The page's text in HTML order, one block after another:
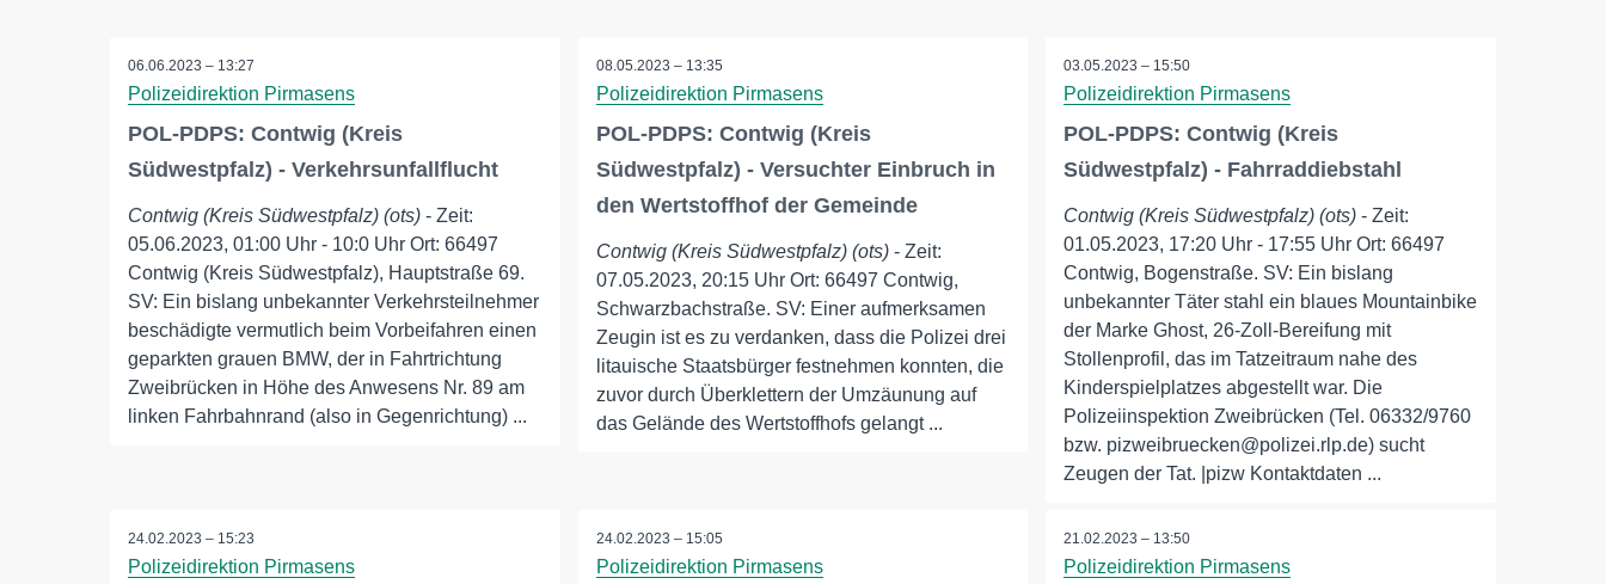
06.06.2023 – 13:27
Polizeidirektion Pirmasens
POL-PDPS: Contwig (Kreis
Südwestpfalz) - Verkehrsunfallflucht
Contwig (Kreis Südwestpfalz) (ots) - Zeit:
05.06.2023, 01:00 Uhr - 10:0 Uhr Ort: 66497
Contwig (Kreis Südwestpfalz), Hauptstraße 69.
SV: Ein bislang unbekannter Verkehrsteilnehmer
beschädigte vermutlich beim Vorbeifahren einen
geparkten grauen BMW, der in Fahrtrichtung
Zweibrücken in Höhe des Anwesens Nr. 89 am
linken Fahrbahnrand (also in Gegenrichtung) ...
08.05.2023 – 13:35
Polizeidirektion Pirmasens
POL-PDPS: Contwig (Kreis
Südwestpfalz) - Versuchter Einbruch in
den Wertstoffhof der Gemeinde
Contwig (Kreis Südwestpfalz) (ots)- Zeit:
07.05.2023, 20:15 Uhr Ort: 66497 Contwig,
Schwarzbachstraße. SV: Einer aufmerksamen
Zeugin ist es zu verdanken, dass die Polizei drei
litauische Staatsbürger festnehmen konnten, die
zuvor durch Überklettern der Umzäunung auf
das Gelände des Wertstoffhofs gelangt ...
03.05.2023 – 15:50
Polizeidirektion Pirmasens
POL-PDPS: Contwig (Kreis
Südwestpfalz) - Fahrraddiebstahl
Contwig (Kreis Südwestpfalz) (ots) - Zeit:
01.05.2023, 17:20 Uhr - 17:55 Uhr Ort: 66497
Contwig, Bogenstraße. SV: Ein bislang
unbekannter Täter stahl ein blaues Mountainbike
der Marke Ghost, 26-Zoll-Bereifung mit
Stollenprofil, das im Tatzeitraum nahe des
Kinderspielplatzes abgestellt war. Die
Polizeiinspektion Zweibrücken (Tel. 06332/9760
bzw. pizweibruecken@polizei.rlp.de) sucht
Zeugen der Tat. |pizw Kontaktdaten ...
24.02.2023 – 15:23
Polizeidirektion Pirmasens
24.02.2023 – 15:05
Polizeidirektion Pirmasens
21.02.2023 – 13:50
Polizeidirektion Pirmasens